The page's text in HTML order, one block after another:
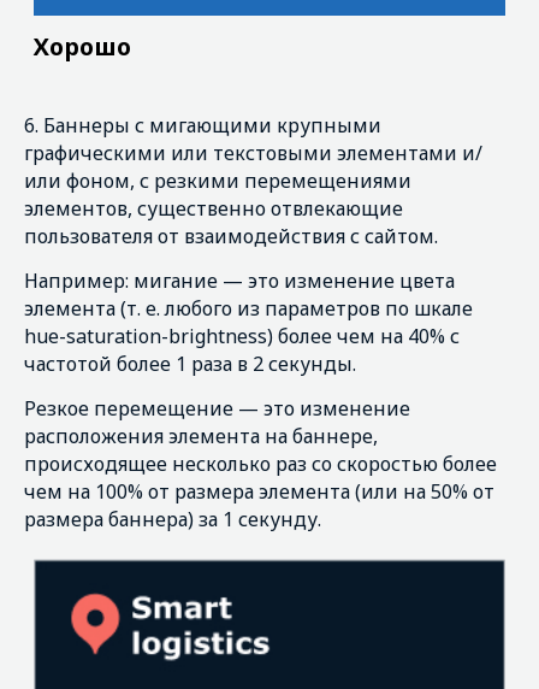
6. Баннеры с мигающими крупными
графическими или текстовыми элементами и/
или фоном, с резкими перемещениями
элементов, существенно отвлекающие
пользователя от взаимодействия с сайтом.
Например: мигание — это изменение цвета
элемента (т. е. любого из параметров по шкале
hue-saturation-brightness) более чем на 40% с
частотой более 1 раза в 2 секунды.
Резкое перемещение — это изменение
расположения элемента на баннере,
происходящее несколько раз со скоростью более
чем на 100% от размера элемента (или на 50% от
размера баннера) за 1 секунду.